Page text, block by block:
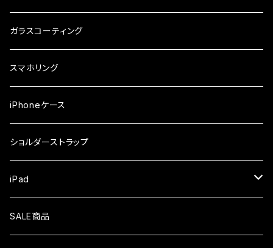
ガラスフィルム
シンプルスマホ
ガラスフィルム
らくらくスマホ
ガラスフィルム
OPPO
ガラスフィルム
Xiaomi
ガラスフィルム
iPhone17e
iPhone17ProMax
iPhone16
Android
ガラスコーティング
スマホリング
iPhoneケース
ショルダーストラップ
iPad
液晶フィルム
SALE商品